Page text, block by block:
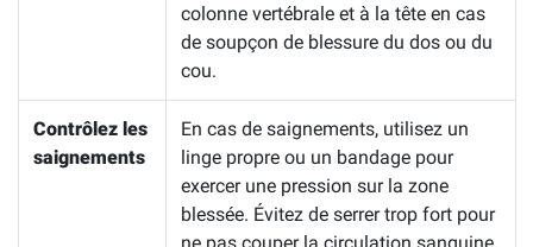
colonne vertébrale et à la tête en cas
de soupçon de blessure du dos ou du
cou.
Contrôlez les
saignements
En cas de saignements, utilisez un
linge propre ou un bandage pour
exercer une pression sur la zone
blessée. Évitez de serrer trop fort pour